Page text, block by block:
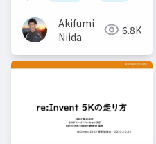
Akifumi
Niida
6.8K